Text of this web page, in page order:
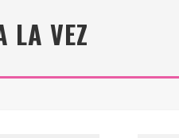
LA VEZ